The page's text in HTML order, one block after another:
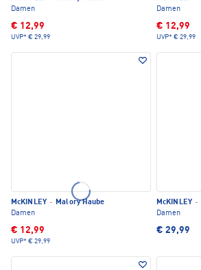
Damen
€ 12,99
UVP* € 29,99
Damen
€ 12,99
UVP* € 29,99
McKINLEY · Malory Haube
Damen
€ 12,99
UVP* € 29,99
McKINLEY ·
Damen
€ 29,99